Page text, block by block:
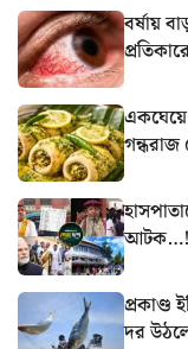
বর্ষায়
আটক…!
প্রকাণ্ড
দর